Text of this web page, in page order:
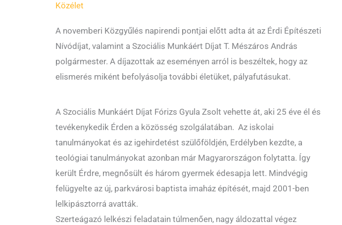
Közélet
A novemberi Közgyűlés napirendi pontjai előtt adta át az Érdi Építészeti
Nívódíjat, valamint a Szociális Munkáért Díjat T. Mészáros András
polgármester. A díjazottak az eseményen arról is beszéltek, hogy az
elismerés miként befolyásolja további életüket, pályafutásukat.
A Szociális Munkáért Díjat Fórizs Gyula Zsolt vehette át, aki 25 éve él és
tevékenykedik Érden a közösség szolgálatában. Az iskolai
tanulmányokat és az igehirdetést szülőföldjén, Erdélyben kezdte, a
teológiai tanulmányokat azonban már Magyarországon folytatta. Így
került Érdre, megnősült és három gyermek édesapja lett. Mindvégig
felügyelte az új, parkvárosi baptista imaház építését, majd 2001-ben
lelkipásztorrá avatták.
Szerteágazó lelkészi feladatain túlmenően, nagy áldozattal végez